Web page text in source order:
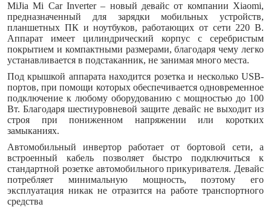
MiJia Mi Car Inverter – новый девайс от компании Xiaomi,
предназначенный для зарядки мобильных устройств,
планшетных ПК и ноутбуков, работающих от сети 220 В.
Аппарат имеет цилиндрический корпус с серебристым
покрытием и компактными размерами, благодаря чему легко
устанавливается в подстаканник, не занимая много места.
Под крышкой аппарата находится розетка и несколько USB-
портов, при помощи которых обеспечивается одновременное
подключение к любому оборудованию с мощностью до 100
Вт. Благодаря шестиуровневой защите девайс не выходит из
строя при пониженном напряжении или коротких
замыканиях.
Автомобильный инвертор работает от бортовой сети, а
встроенный кабель позволяет быстро подключиться к
стандартной розетке автомобильного прикуривателя. Девайс
потребляет минимальную мощность, поэтому его
эксплуатация никак не отразится на работе транспортного
средства